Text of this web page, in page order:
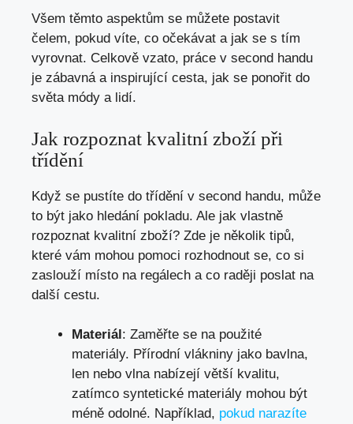
Všem těmto aspektům se můžete postavit
čelem, pokud víte, co očekávat a jak se s tím
vyrovnat. Celkově vzato, práce v second handu
je zábavná a inspirující cesta, jak se ponořit do
světa módy a lidí.
Jak rozpoznat kvalitní zboží při
třídění
Když se pustíte do třídění v second handu, může
to být jako hledání pokladu. Ale jak vlastně
rozpoznat kvalitní zboží? Zde je několik tipů,
které vám mohou pomoci rozhodnout se, co si
zaslouží místo na regálech a co raději poslat na
další cestu.
Materiál: Zaměřte se na použité
materiály. Přírodní vlákniny jako bavlna,
len nebo vlna nabízejí větší kvalitu,
zatímco syntetické materiály mohou být
méně odolné. Například, pokud narazíte